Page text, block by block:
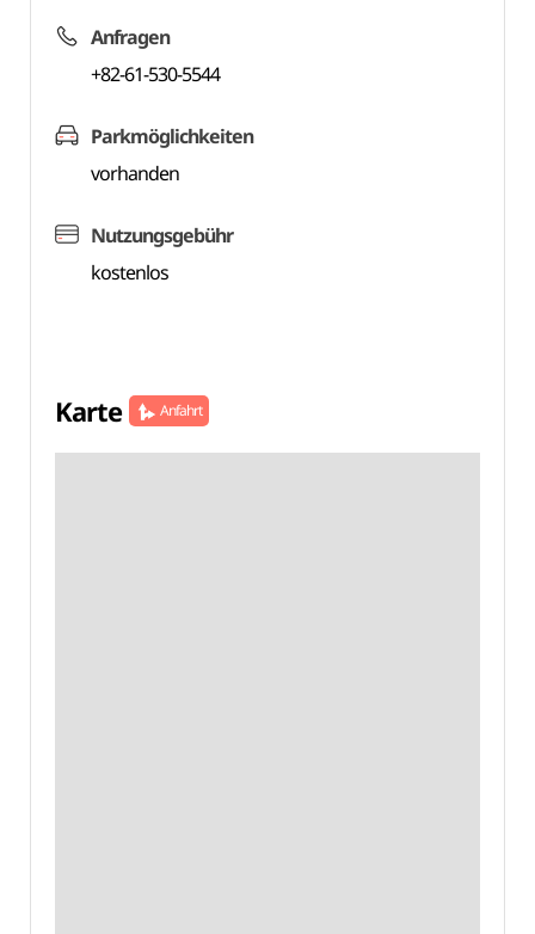
Anfragen
+82-61-530-5544
Parkmöglichkeiten
vorhanden
Nutzungsgebühr
kostenlos
Karte Anfahrt